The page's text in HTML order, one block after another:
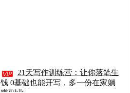
 21天写作训练营：让你落笔生
钱 0基础也能开写，多一份在家躺